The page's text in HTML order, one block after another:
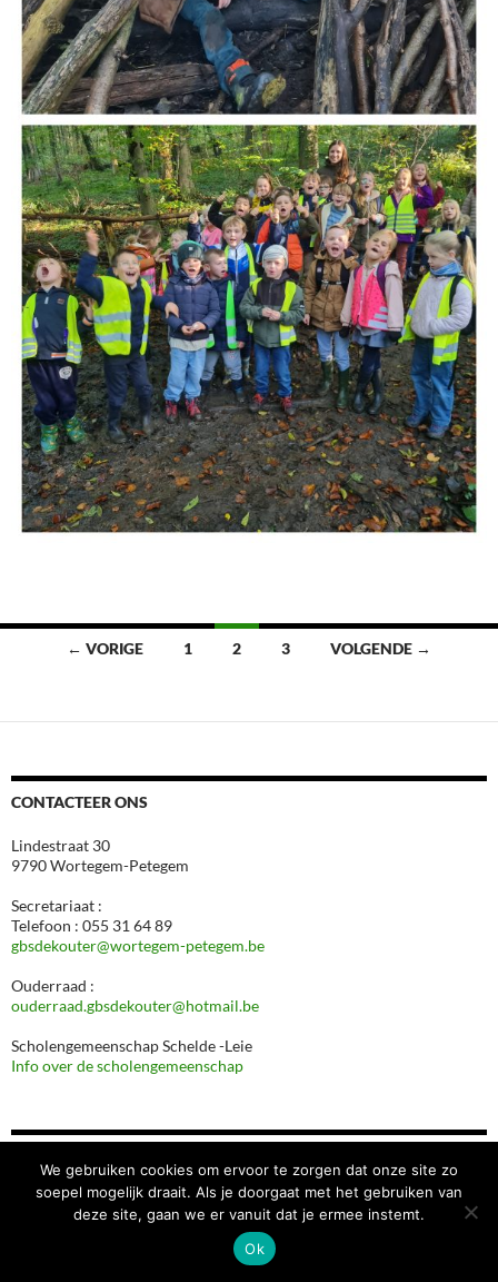
Berichten
← VORIGE 1 2 3 VOLGENDE →
CONTACTEER ONS
Lindestraat 30
9790 Wortegem-Petegem
Secretariaat :
Telefoon : 055 31 64 89
gbsdekouter@wortegem-petegem.be
Ouderraad :
ouderraad.gbsdekouter@hotmail.be
Scholengemeenschap Schelde -Leie
Info over de scholengemeenschap
Sfeerbeelden sportdag
We gebruiken cookies om ervoor te zorgen dat onze site zo
soepel mogelijk draait. Als je doorgaat met het gebruiken van
deze site, gaan we er vanuit dat je ermee instemt.
Ok